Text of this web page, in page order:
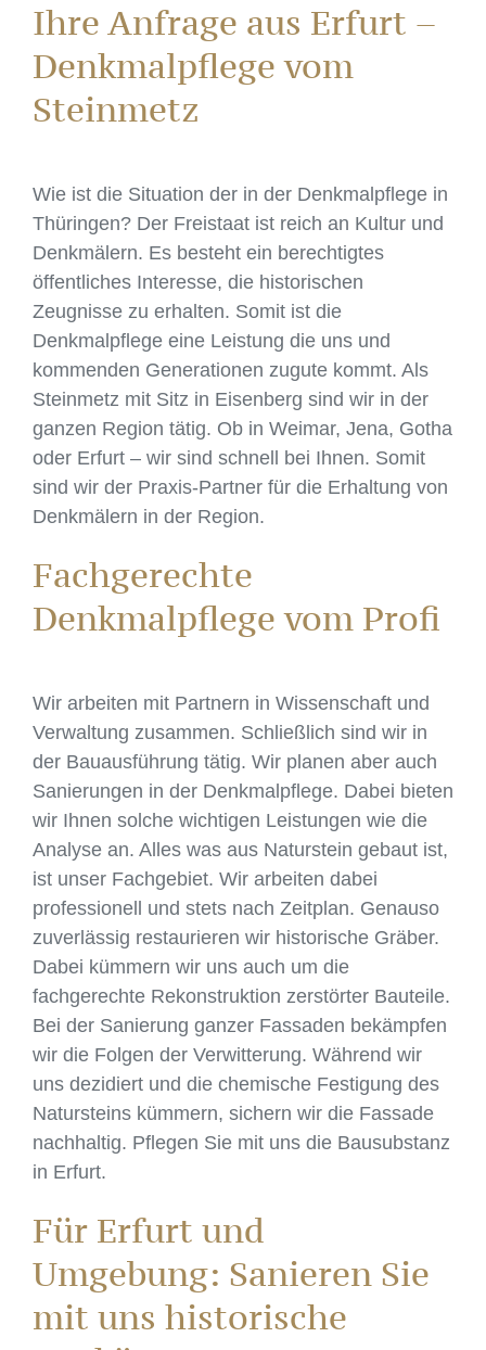
Ihre Anfrage aus Erfurt –
Denkmalpflege vom
Steinmetz
Wie ist die Situation der in der Denkmalpflege in
Thüringen? Der Freistaat ist reich an Kultur und
Denkmälern. Es besteht ein berechtigtes
öffentliches Interesse, die historischen
Zeugnisse zu erhalten. Somit ist die
Denkmalpflege eine Leistung die uns und
kommenden Generationen zugute kommt. Als
Steinmetz mit Sitz in Eisenberg sind wir in der
ganzen Region tätig. Ob in Weimar, Jena, Gotha
oder Erfurt – wir sind schnell bei Ihnen. Somit
sind wir der Praxis-Partner für die Erhaltung von
Denkmälern in der Region.
Fachgerechte
Denkmalpflege vom Profi
Wir arbeiten mit Partnern in Wissenschaft und
Verwaltung zusammen. Schließlich sind wir in
der Bauausführung tätig. Wir planen aber auch
Sanierungen in der Denkmalpflege. Dabei bieten
wir Ihnen solche wichtigen Leistungen wie die
Analyse an. Alles was aus Naturstein gebaut ist,
ist unser Fachgebiet. Wir arbeiten dabei
professionell und stets nach Zeitplan. Genauso
zuverlässig restaurieren wir historische Gräber.
Dabei kümmern wir uns auch um die
fachgerechte Rekonstruktion zerstörter Bauteile.
Bei der Sanierung ganzer Fassaden bekämpfen
wir die Folgen der Verwitterung. Während wir
uns dezidiert und die chemische Festigung des
Natursteins kümmern, sichern wir die Fassade
nachhaltig. Pflegen Sie mit uns die Bausubstanz
in Erfurt.
Für Erfurt und
Umgebung: Sanieren Sie
mit uns historische